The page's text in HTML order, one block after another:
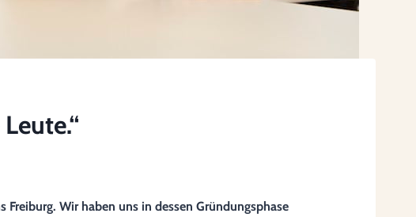
Wir haben uns in dessen Gründungsphase